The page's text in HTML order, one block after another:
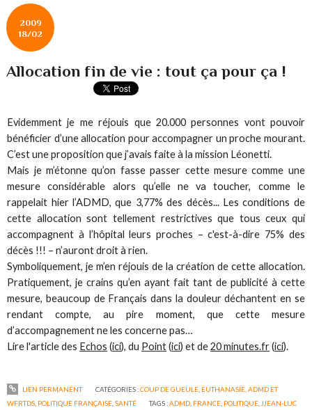
2009
18/02
Allocation fin de vie : tout ça pour ça !
Evidemment je me réjouis que 20.000 personnes vont pouvoir
bénéficier d’une allocation pour accompagner un proche mourant.
C’est une proposition que j’avais faite à la mission Léonetti.
Mais je m’étonne qu’on fasse passer cette mesure comme une
mesure considérable alors qu’elle ne va toucher, comme le
rappelait hier l’ADMD, que 3,77% des décès... Les conditions de
cette allocation sont tellement restrictives que tous ceux qui
accompagnent à l’hôpital leurs proches – c'est-à-dire 75% des
décès !!! – n’auront droit à rien.
Symboliquement, je m’en réjouis de la création de cette allocation.
Pratiquement, je crains qu’en ayant fait tant de publicité à cette
mesure, beaucoup de Français dans la douleur déchantent en se
rendant compte, au pire moment, que cette mesure
d’accompagnement ne les concerne pas…
Lire l'article des Echos (ici), du Point(ici) et de20 minutes.fr(ici).
LIEN PERMANENT CATÉGORIES :COUP DE GUEULE, EUTHANASIE, ADMD ET
WFRTDS POLITIQUE FRANÇAISE ,SANTÉ TAGS :ADMD FRANCE POLITIQUE JJEAN-LUC